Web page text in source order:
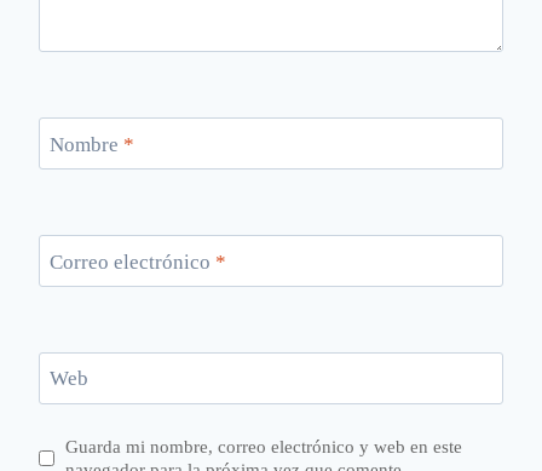
Nombre *
Correo electrónico *
Web
Guarda mi nombre, correo electrónico y web en este